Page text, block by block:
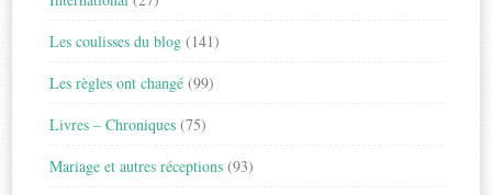
Les coulisses du blog (141)
Les règles ont changé (99)
Livres – Chroniques (75)
Mariage et autres réceptions (93)